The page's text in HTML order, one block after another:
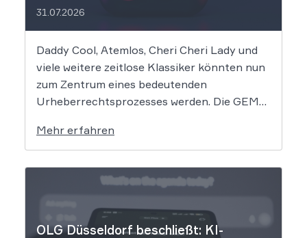
31.07.2026
Daddy Cool, Atemlos, Cheri Cheri Lady und
viele weitere zeitlose Klassiker könnten nun
zum Zentrum eines bedeutenden
Urheberrechtsprozesses werden. Die GEMA
will die Rechte ihrer Mitglieder verteidigen.
Dem Unternehmen hinter der populären KI-
Musik-App werden massive
Urheberrechtsverletzungen vorgeworfen.
Mehr erfahren
OLG Düsseldorf beschließt: KI-